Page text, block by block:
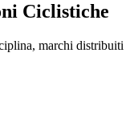
Ciclistiche
marchi distribuiti